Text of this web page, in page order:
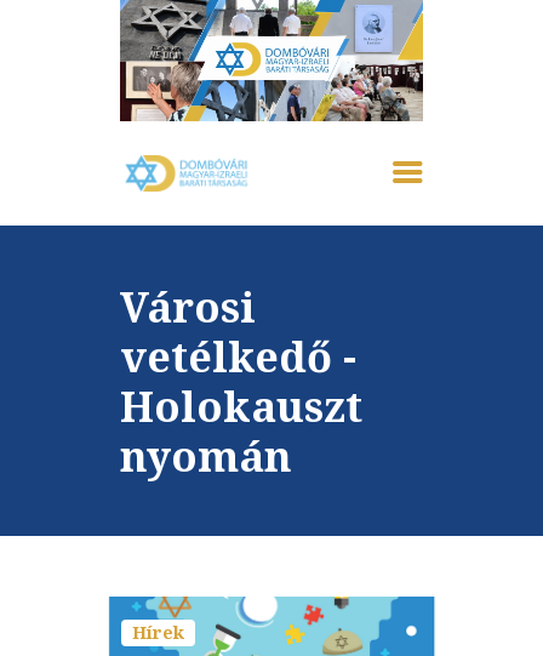
Városi
vetélkedő -
Holokauszt
nyomán
FŐOLDAL
IZRAELRŐL
AKTUÁLIS
EMLÉKHÁZ
GALÉRIA
PROGRAMOK
Hírek